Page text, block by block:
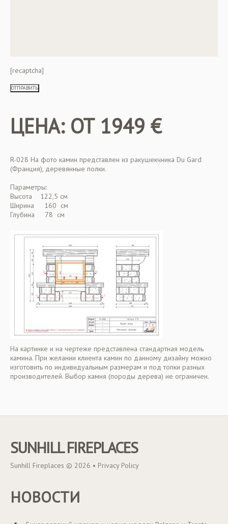
[recaptcha]
ЦЕНА: ОТ 1949 €
R-028 На фото камин представлен из ракушекчника Du Gard
(Франция), деревянные полки.
Параметры:
Высота 122,5 см
Ширина 160 см
Глубина 78 см
На картинке и на чертеже представлена стандартная модель
камина. При желании клиента камин по данному дизайну можно
изготовить по индивидуальным размерам и под топки разных
производителей. Выбор камня (породы дерева) не ограничен.
SUNHILL FIREPLACES
Sunhill Fireplaces © 2026 • Privacy Policy
НОВОСТИ